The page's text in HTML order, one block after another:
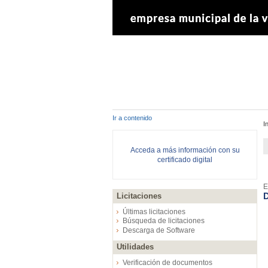
Ir a contenido
Acceda a más información con su
certificado digital
Licitaciones
Últimas licitaciones
Búsqueda de licitaciones
Descarga de Software
Utilidades
Verificación de documentos